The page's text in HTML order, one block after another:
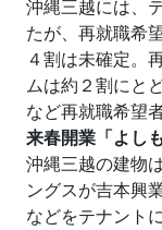
沖縄三越には、
たが、再就職希
４割は未確定。
ムは約２割にと
など再就職希望
来春開業「よし
沖縄三越の建物
ングスが吉本興
などをテナント